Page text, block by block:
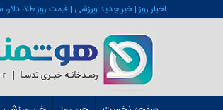
اخبار روز | خبر جدید ورزشی | قیمت روز طلا،